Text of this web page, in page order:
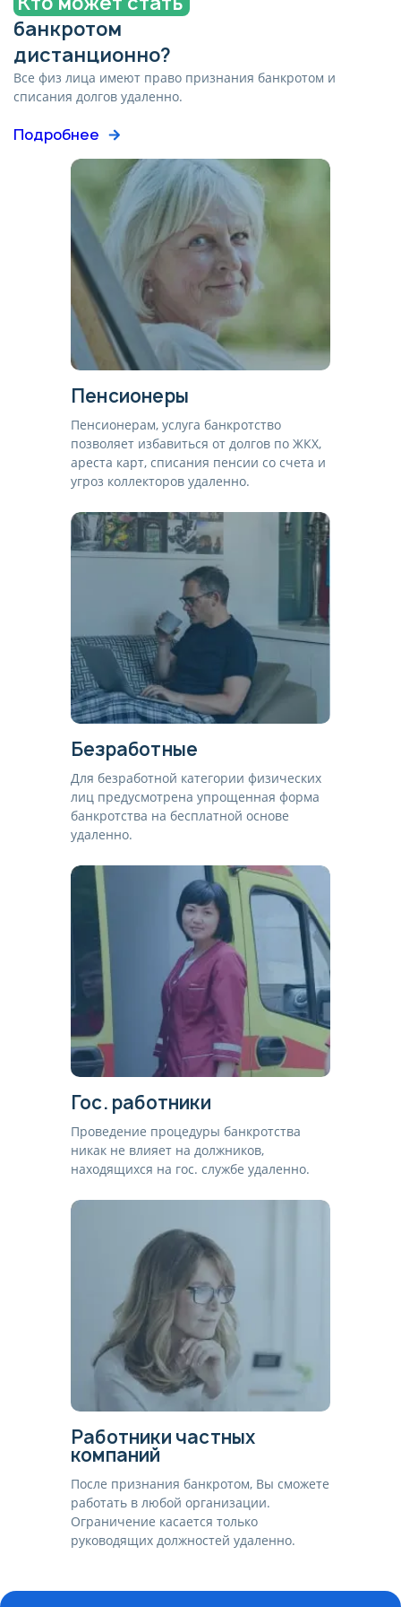
банкротом
дистанционно?
Все физ лица имеют право признания банкротом и
списания долгов удаленно.
Подробнее
Пенсионеры
Пенсионерам, услуга банкротство
позволяет избавиться от долгов по ЖКХ,
ареста карт, списания пенсии со счета и
угроз коллекторов удаленно.
Безработные
Для безработной категории физических
лиц предусмотрена упрощенная форма
банкротства на бесплатной основе
удаленно.
Гос. работники
Проведение процедуры банкротства
никак не влияет на должников,
находящихся на гос. службе удаленно.
Работники частных
компаний
После признания банкротом, Вы сможете
работать в любой организации.
Ограничение касается только
руководящих должностей удаленно.
или продолжении использования сайта
после появления сообщения о cookies) и
действует в течение 3 лет, либо до момента
Отозвать согласие можно, направив
«Отзыв согласия на обработку персональных
данных». Для связи используйте контактные
данные, указанные в разделе «Контакты».
Политика оператора в отношении обработки
персональных данных размещена на
странице: spisat-dolgi26.ru/politika-
konfidencialnosti